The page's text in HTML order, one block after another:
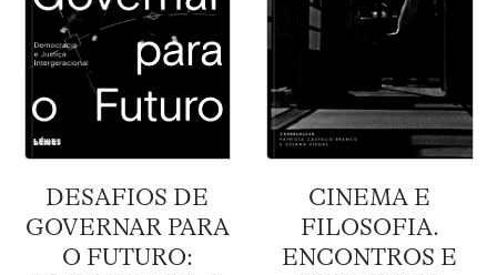
DESAFIOS DE
GOVERNAR PARA
O FUTURO:
CINEMA E
FILOSOFIA.
ENCONTROS E